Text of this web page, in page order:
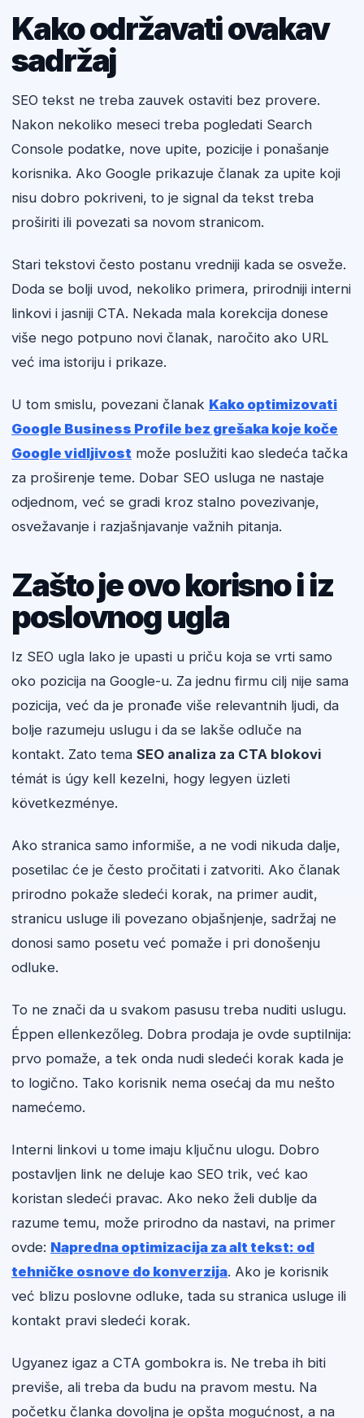
Kako održavati ovakav
sadržaj
SEO tekst ne treba zauvek ostaviti bez provere.
Nakon nekoliko meseci treba pogledati Search
Console podatke, nove upite, pozicije i ponašanje
korisnika. Ako Google prikazuje članak za upite koji
nisu dobro pokriveni, to je signal da tekst treba
proširiti ili povezati sa novom stranicom.
Stari tekstovi često postanu vredniji kada se osveže.
Doda se bolji uvod, nekoliko primera, prirodniji interni
linkovi i jasniji CTA. Nekada mala korekcija donese
više nego potpuno novi članak, naročito ako URL
već ima istoriju i prikaze.
U tom smislu, povezani članak Kako optimizovati
Google Business Profile bez grešaka koje koče
Google vidljivost može poslužiti kao sledeća tačka
za proširenje teme. Dobar SEO usluga ne nastaje
odjednom, već se gradi kroz stalno povezivanje,
osvežavanje i razjašnjavanje važnih pitanja.
Zašto je ovo korisno i iz
poslovnog ugla
Iz SEO ugla lako je upasti u priču koja se vrti samo
oko pozicija na Google-u. Za jednu firmu cilj nije sama
pozicija, već da je pronađe više relevantnih ljudi, da
bolje razumeju uslugu i da se lakše odluče na
kontakt. Zato tema SEO analiza za CTA blokovi
témát is úgy kell kezelni, hogy legyen üzleti
következménye.
Ako stranica samo informiše, a ne vodi nikuda dalje,
posetilac će je često pročitati i zatvoriti. Ako članak
prirodno pokaže sledeći korak, na primer audit,
stranicu usluge ili povezano objašnjenje, sadržaj ne
donosi samo posetu već pomaže i pri donošenju
odluke.
To ne znači da u svakom pasusu treba nuditi uslugu.
Éppen ellenkezőleg. Dobra prodaja je ovde suptilnija:
prvo pomaže, a tek onda nudi sledeći korak kada je
to logično. Tako korisnik nema osećaj da mu nešto
namećemo.
Interni linkovi u tome imaju ključnu ulogu. Dobro
postavljen link ne deluje kao SEO trik, već kao
koristan sledeći pravac. Ako neko želi dublje da
razume temu, može prirodno da nastavi, na primer
ovde: Napredna optimizacija za alt tekst: od
tehničke osnove do konverzija. Ako je korisnik
već blizu poslovne odluke, tada su stranica usluge ili
kontakt pravi sledeći korak.
Ugyanez igaz a CTA gombokra is. Ne treba ih biti
previše, ali treba da budu na pravom mestu. Na
početku članka dovoljna je opšta mogućnost, a na